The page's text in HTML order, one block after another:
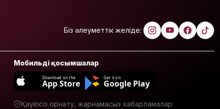
жүргізушісіз
көліктер
сынақтан
Біз әлеуметтік желіде:
Мобильді қосымшалар
Download on the
App Store
Get it on
Google Play
Қауіпсіз орнату, жарнамасыз хабарламалар.